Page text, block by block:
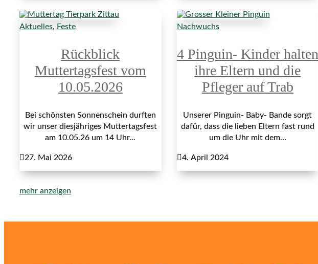
Aktuelles, Feste
Rückblick
Muttertagsfest vom
10.05.2026
Bei schönsten Sonnenschein durften
wir unser diesjähriges Muttertagsfest
am 10.05.26 um 14 Uhr...
27. Mai 2026
Nachwuchs
4 Pinguin- Kinder halten
ihre Eltern und die
Pfleger auf Trab
Unserer Pinguin- Baby- Bande sorgt
dafür, dass die lieben Eltern fast rund
um die Uhr mit dem...
4. April 2024
mehr anzeigen